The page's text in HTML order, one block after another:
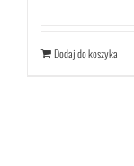
Dodaj do koszyka